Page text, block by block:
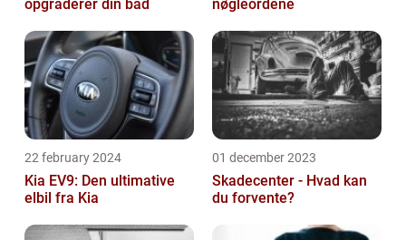
opgraderer din båd nøgleordene
22 february 2024
Kia EV9: Den ultimative
elbil fra Kia
01 december 2023
Skadecenter - Hvad kan
du forvente?